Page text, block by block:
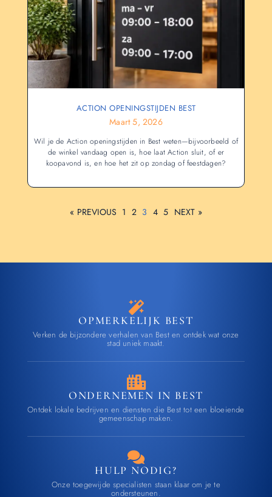
ACTION OPENINGSTIJDEN BEST
Maart 5, 2026
Wil je de Action openingstijden in Best weten—bijvoorbeeld of
de winkel vandaag open is, hoe laat Action sluit, of er
koopavond is, en hoe het zit op zondag of feestdagen?
« PREVIOUS 1 2 3 4 5 NEXT »
OPMERKELIJK BEST
Verken de bijzondere verhalen van Best en ontdek wat onze
stad uniek maakt.
ONDERNEMEN IN BEST
Ontdek lokale bedrijven en diensten die Best tot een bloeiende
gemeenschap maken.
HULP NODIG?
Onze toegewijde specialisten staan klaar om je te
ondersteunen.